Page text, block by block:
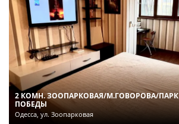
2 КОМН. ЗООПАРКОВАЯ/М.ГОВОРОВА/ПАРК
ПОБЕДЫ
Одесса, ул. Зоопарковая